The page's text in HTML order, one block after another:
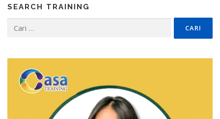
SEARCH TRAINING
untuk: